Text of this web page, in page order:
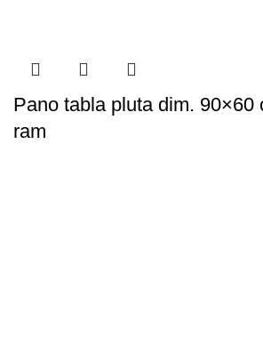
Pano tabla pluta dim. 90×60
ram